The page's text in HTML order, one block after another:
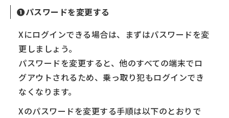
❶パスワードを変更する
Xにログインできる場合は、まずはパスワードを変
更しましょう。
パスワードを変更すると、他のすべての端末でロ
グアウトされるため、乗っ取り犯もログインでき
なくなります。
Xのパスワードを変更する手順は以下のとおりで